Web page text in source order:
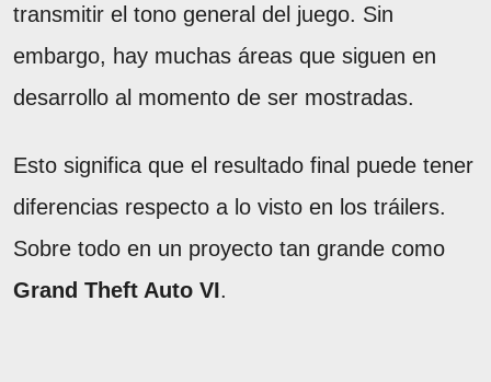
transmitir el tono general del juego. Sin
embargo, hay muchas áreas que siguen en
desarrollo al momento de ser mostradas.
Esto significa que el resultado final puede tener
diferencias respecto a lo visto en los tráilers.
Sobre todo en un proyecto tan grande como
Grand Theft Auto VI.